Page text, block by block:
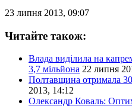
23 липня 2013, 09:07
Читайте також:
Влада виділила на
3,7 мільйона 22 липня
Полтавщина отримала 30
2013, 14:12
Олександр Коваль: